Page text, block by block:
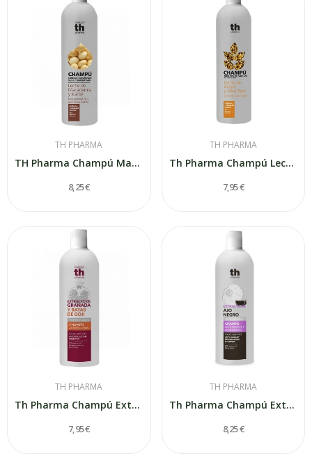
TH PHARMA
TH Pharma Champú Macadamia y Karité 1000ml
8,25 €
TH PHARMA
Th Pharma Champú Leche de Avena y Jalea Real...
7,95 €
TH PHARMA
Th Pharma Champú Extracto de Granada y Bayas de...
7,95 €
TH PHARMA
Th Pharma Champú Extracto de Ajo Negro 1000ml
8,25 €